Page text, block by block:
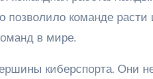
команде расти
в мире.
киберспорта. Они